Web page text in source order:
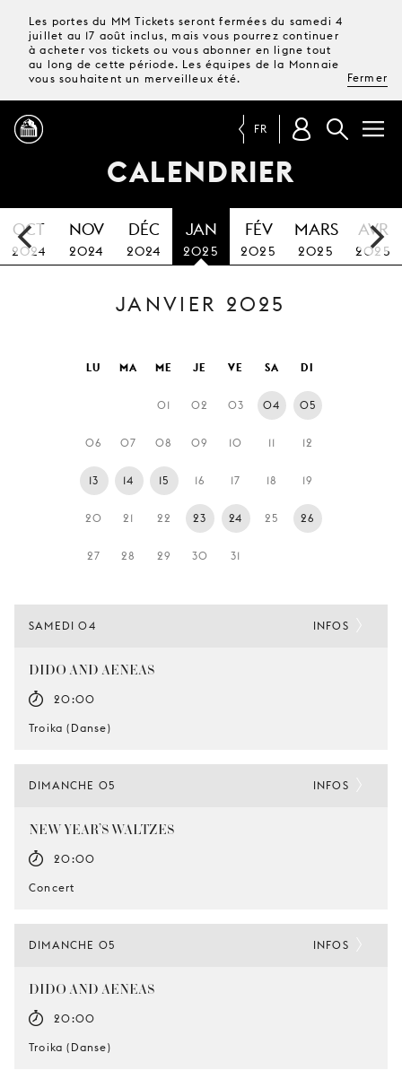
Les portes du MM Tickets seront fermées du samedi 4
juillet au 17 août inclus, mais vous pourrez continuer
à acheter vos tickets ou vous abonner en ligne tout
au long de cette période. Les équipes de la Monnaie
vous souhaitent un merveilleux été.
Fermer
PROGRAMME
MAGAZINE
TICKETS &
ABONNEMENTS
VISITE
MONNAIE
NOUS
FR
CALENDRIER
OCT
2024
NOV
2024
DÉC
2024
JAN
2025
FÉV
2025
MARS
2025
AVR
2025
JANVIER 2025
LU MA ME JE VE SA DI
01 02 03 04 05
06 07 08 09 10 11 12
13 14 15 16 17 18 19
20 21 22 23 24 25 26
27 28 29 30 31
SAMEDI 04
DIDO AND AENEAS
20:00
Troika (Danse)
INFOS
DIMANCHE 05
NEW YEAR’S WALTZES
20:00
Concert
INFOS
DIMANCHE 05
DIDO AND AENEAS
20:00
Troika (Danse)
INFOS